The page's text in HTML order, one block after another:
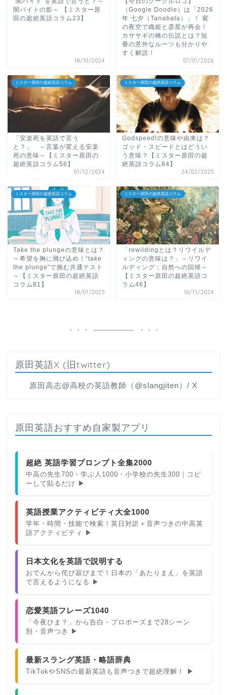
闇バイトの影～ 【ミスター原
田の超絶英語コラム23】
18/10/2024
（Google Doodle）は「2026
年 七夕（Tanabata）」！ 紫
の夜空で織姫と彦星が再会！
カササギの橋の伝説とは？短
冊の意外なルーツも分かりや
すく解説！
07/07/2026
ミスター原田の超絶英語コラム
「安楽死を英語で言う
と？」 ～言葉が変える安楽
死の意味～【ミスター原田の
超絶英語コラム56】
01/12/2024
ミスター原田の超絶英語コラム
Godspeed!の意味や由来は？
ゴッド・スピードとはどうい
う意味？【ミスター原田の超
絶英語コラム84】
24/02/2025
ミスター原田の超絶英語コラム
Take the plungeの意味とは？
～希望を胸に飛び込め！“take
the plunge”で挑む共通テスト
～【ミスター原田の超絶英語
コラム81】
18/01/2025
ミスター原田の超絶英語コラム
「rewildingとは？リワイルデ
ィングの意味は？」～リワイ
ルディング：自然への回帰～
【ミスター原田の超絶英語コ
ラム46】
10/11/2024
原田英語X (旧twitter)
原田高志@高校の英語教師（@slangjiten）/ X
原田英語おすすめ自家製アプリ
超絶 英語学習プロンプト全集2000
中高の先生700・学ぶ人1000・小学校の先生300｜コピ
ーして貼るだけ ▶
英語授業アクティビティ大全1000
学年・時間・技能で検索！英日対訳＋音声つきの中高英
語アクティビティ ▶
日本文化を英語で説明する
おでんから侘び寂びまで！日本の「あたりまえ」を英語
で言えるようになる ▶
恋愛英語フレーズ1040
「今夜ひま？」から告白・プロポーズまで28シーン
別・音声つき ▶
最新スラング英語・略語辞典
TikTokやSNSの最新英語も音声つきで超絶理解！ ▶